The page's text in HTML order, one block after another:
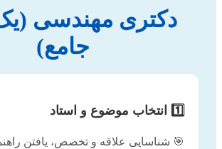
دکتری مهندسی
جامع)
1️⃣ انتخاب موضوع و استاد
🎯 شناسایی علاقه و تخصص، یافتن